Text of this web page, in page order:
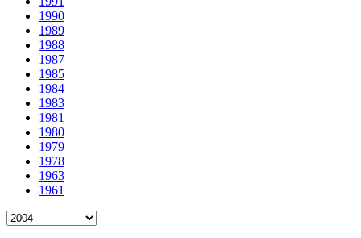
1990
1989
1988
1987
1985
1984
1983
1981
1980
1979
1978
1963
1961